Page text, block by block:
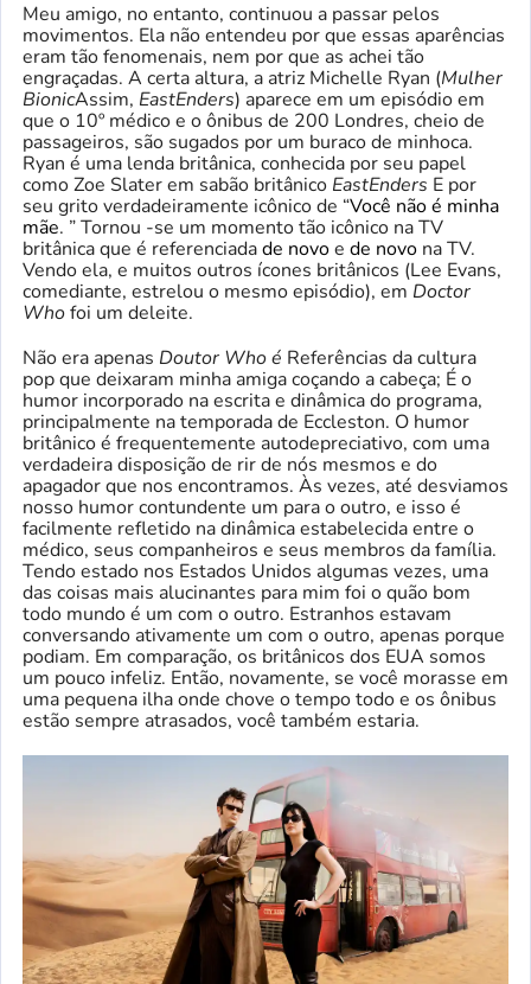
Meu amigo, no entanto, continuou a passar pelos
movimentos. Ela não entendeu por que essas aparências
eram tão fenomenais, nem por que as achei tão
engraçadas. A certa altura, a atriz Michelle Ryan (Mulher
BionicAssim, EastEnders) aparece em um episódio em
que o 10º médico e o ônibus de 200 Londres, cheio de
passageiros, são sugados por um buraco de minhoca.
Ryan é uma lenda britânica, conhecida por seu papel
como Zoe Slater em sabão britânico EastEnders E por
seu grito verdadeiramente icônico de “Você não é minha
mãe. ” Tornou -se um momento tão icônico na TV
britânica que é referenciadade novoe de novo na TV.
Vendo ela, e muitos outros ícones britânicos (Lee Evans,
comediante, estrelou o mesmo episódio), em Doctor
Whofoi um deleite.
Não era apenas Doutor Who é Referências da cultura
pop que deixaram minha amiga coçando a cabeça; É o
humor incorporado na escrita e dinâmica do programa,
principalmente na temporada de Eccleston. O humor
britânico é frequentemente autodepreciativo, com uma
verdadeira disposição de rir de nós mesmos e do
apagador que nos encontramos. Às vezes, até desviamos
nosso humor contundente um para o outro, e isso é
facilmente refletido na dinâmica estabelecida entre o
médico, seus companheiros e seus membros da família.
Tendo estado nos Estados Unidos algumas vezes, uma
das coisas mais alucinantes para mim foi o quão bom
todo mundo é um com o outro. Estranhos estavam
conversando ativamente um com o outro, apenas porque
podiam. Em comparação, os britânicos dos EUA somos
um pouco infeliz. Então, novamente, se você morasse em
uma pequena ilha onde chove o tempo todo e os ônibus
estão sempre atrasados, você também estaria.